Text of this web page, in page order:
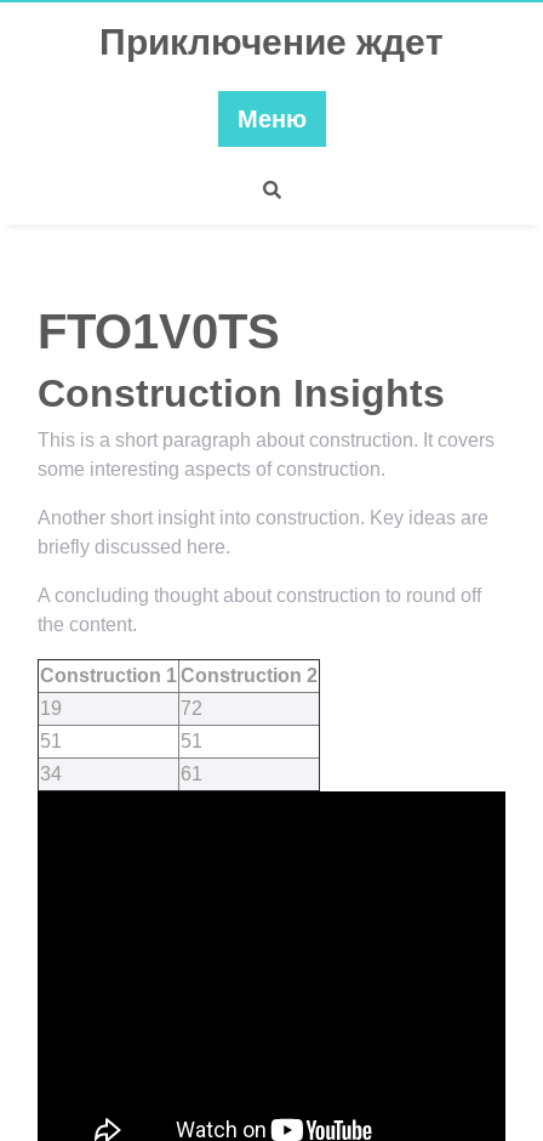
Приключение ждет
Меню
FTO1V0TS
Construction Insights
This is a short paragraph about construction. It covers
some interesting aspects of construction.
Another short insight into construction. Key ideas are
briefly discussed here.
A concluding thought about construction to round off
the content.
Construction 1Construction 2
19
72
51
51
34
61